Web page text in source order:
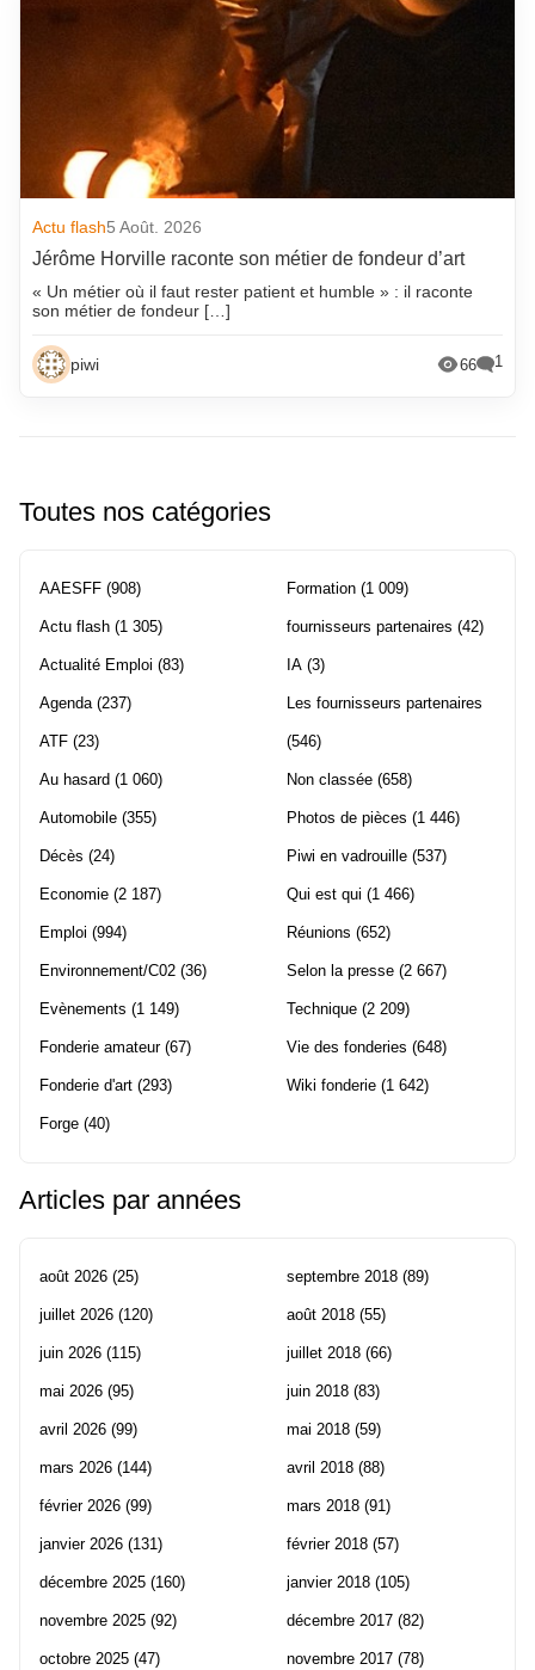
Actu flash5 Août. 2026
Jérôme Horville raconte son métier de fondeur d’art
« Un métier où il faut rester patient et humble » : il raconte
son métier de fondeur […]
piwi 66 1
Toutes nos catégories
AAESFF (908)
Actu flash (1 305)
Actualité Emploi (83)
Agenda(237)
ATF (23)
Au hasard (1 060)
Automobile (355)
Décès (24)
Economie (2 187)
Emploi (994)
Environnement/C02 (36)
Evènements (1 149)
Fonderie amateur(67)
Fonderie d'art (293)
Forge (40)
Formation (1 009)
fournisseurs partenaires (42)
IA (3)
Les fournisseurs partenaires
(546)
Non classée (658)
Photos de pièces (1 446)
Piwi en vadrouille (537)
Qui est qui (1 466)
Réunions (652)
Selon la presse (2 667)
Technique (2 209)
Vie des fonderies (648)
Wiki fonderie (1 642)
Articles par années
août 2026 (25)
juillet 2026 (120)
juin 2026 (115)
mai 2026 (95)
avril 2026 (99)
mars 2026 (144)
février 2026 (99)
janvier 2026 (131)
décembre 2025 (160)
novembre 2025 (92)
octobre 2025 (47)
septembre 2018 (89)
août 2018 (55)
juillet 2018 (66)
juin 2018 (83)
mai 2018 (59)
avril 2018 (88)
mars 2018 (91)
février 2018 (57)
janvier 2018 (105)
décembre 2017 (82)
novembre 2017 (78)